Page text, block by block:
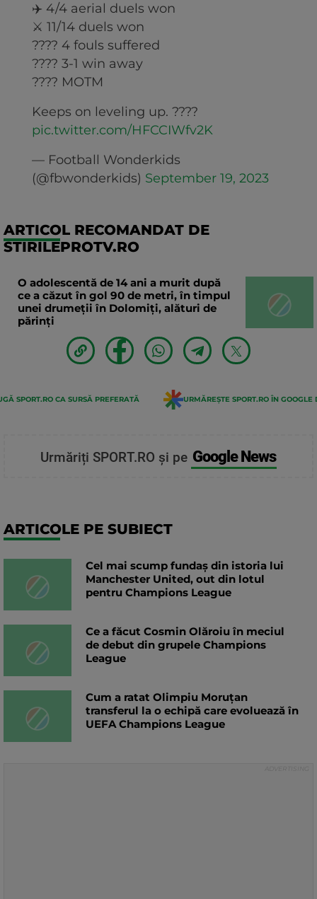
✈️ 4/4 aerial duels won
⚔️ 11/14 duels won
???? 4 fouls suffered
???? 3-1 win away
????️ MOTM
Keeps on leveling up. ????
pic.twitter.com/HFCCIWfv2K
— Football Wonderkids
(@fbwonderkids) September 19, 2023
ARTICOL RECOMANDAT DE
STIRILEPROTV.RO
O adolescentă de 14 ani a murit după
ce a căzut în gol 90 de metri, în timpul
unei drumeții în Dolomiți, alături de
părinți
SPORT.RO CA SURSĂ PREFERATĂ URMĂREȘTE SPORT.RO ÎN GOOGLE
Urmăriți SPORT.RO și pe Google News
ARTICOLE PE SUBIECT
Cel mai scump fundaș din istoria lui
Manchester United, out din lotul
pentru Champions League
Ce a făcut Cosmin Olăroiu în meciul
de debut din grupele Champions
League
Cum a ratat Olimpiu Moruțan
transferul la o echipă care evoluează în
UEFA Champions League